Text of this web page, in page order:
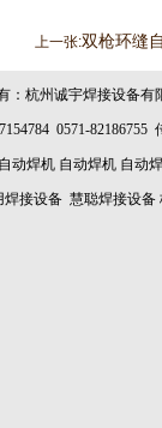
上一张:双枪环缝
：杭州诚宇焊接设备
0571-
动焊机 自动焊机 自动
焊接设备 慧聪焊接设备